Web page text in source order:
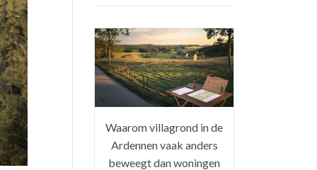
Waarom villagrond in de
Ardennen vaak anders
beweegt dan woningen